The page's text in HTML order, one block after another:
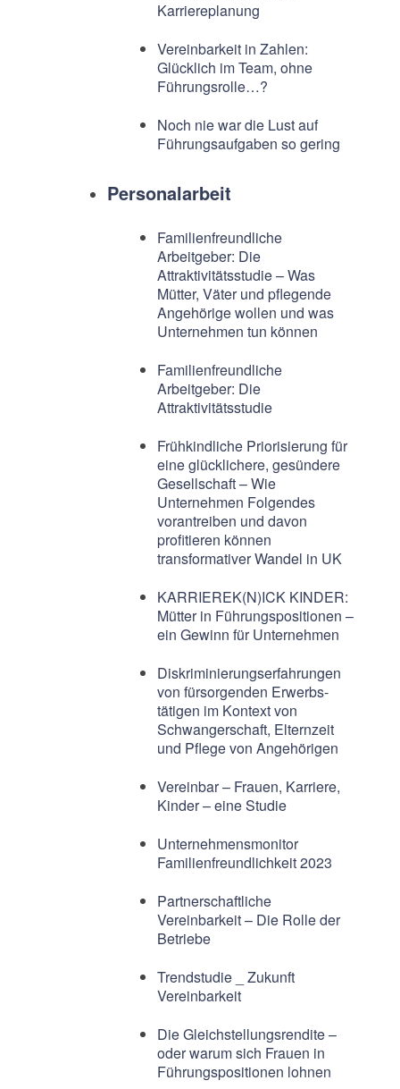
Karriereplanung
Vereinbarkeit in Zahlen:
Glücklich im Team, ohne
Führungsrolle…?
Noch nie war die Lust auf
Führungsaufgaben so gering
Personalarbeit
Familienfreundliche
Arbeitgeber: Die
Attraktivitätsstudie – Was
Mütter, Väter und pflegende
Angehörige wollen und was
Unternehmen tun können
Familienfreundliche
Arbeitgeber: Die
Attraktivitätsstudie
Frühkindliche Priorisierung für
eine glücklichere, gesündere
Gesellschaft – Wie
Unternehmen Folgendes
vorantreiben und davon
profitieren können
transformativer Wandel in UK
KARRIEREK(N)ICK KINDER:
Mütter in Führungspositionen –
ein Gewinn für Unternehmen
Diskriminierungserfahrungen
von fürsorgenden Erwerbs-
tätigen im Kontext von
Schwangerschaft, Elternzeit
und Pflege von Angehörigen
Vereinbar – Frauen, Karriere,
Kinder – eine Studie
Unternehmensmonitor
Familienfreundlichkeit 2023
Partnerschaftliche
Vereinbarkeit – Die Rolle der
Betriebe
Trendstudie _ Zukunft
Vereinbarkeit
Die Gleichstellungsrendite –
oder warum sich Frauen in
Führungspositionen lohnen